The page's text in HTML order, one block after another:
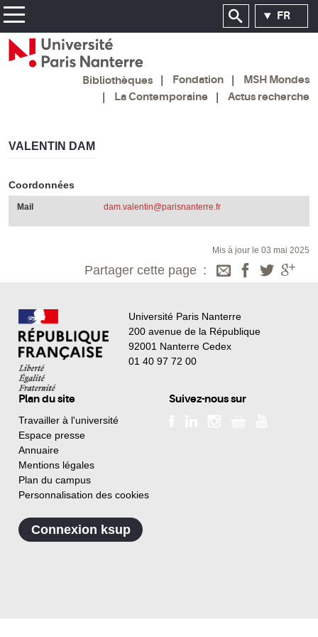
FR
Bibliothèques Fondation
MSH Mondes
La Contemporaine
Actus recherche
VALENTIN DAM
Coordonnées
Mail dam.valentin@parisnanterre.fr
Mis à jour le 03 mai 2025
Partager cette page
Université Paris Nanterre
200 avenue de la République
92001 Nanterre Cedex
01 40 97 72 00
Plan du site
Travailler à l'université
Espace presse
Annuaire
Mentions légales
Plan du campus
Personnalisation des cookies
Suivez-nous sur
Connexion ksup